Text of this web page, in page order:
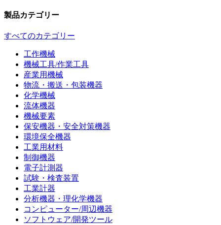
製品カテゴリー
すべてのカテゴリー
工作機械
機械工具/作業工具
産業用機械
物流・搬送・包装機器
化学機械
流体機器
機械要素
保安機器・安全対策機器
環境保全機器
工業用材料
制御機器
電子計測器
試験・検査装置
工業計器
分析機器・理化学機器
コンピューター/周辺機器
ソフトウェア/開発ツール